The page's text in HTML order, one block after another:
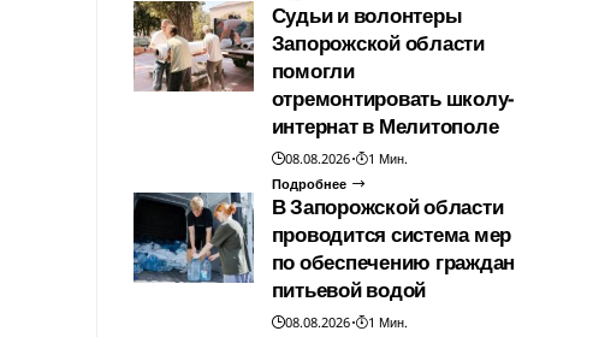
Судьи и волонтеры
Запорожской области
помогли
отремонтировать школу-
интернат в Мелитополе
08.08.2026
1 Мин.
Подробнее
В Запорожской области
проводится система мер
по обеспечению граждан
питьевой водой
08.08.2026
1 Мин.